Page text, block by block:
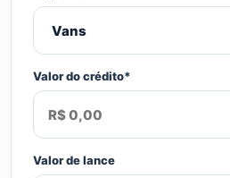
Valor do crédito*
Valor de lance